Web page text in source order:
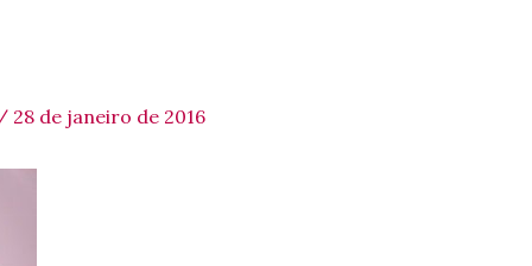
/ 28 de janeiro de 2016